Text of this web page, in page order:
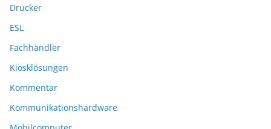
Drucker
ESL
Fachhändler
Kiosklösungen
Kommentar
Kommunikationshardware